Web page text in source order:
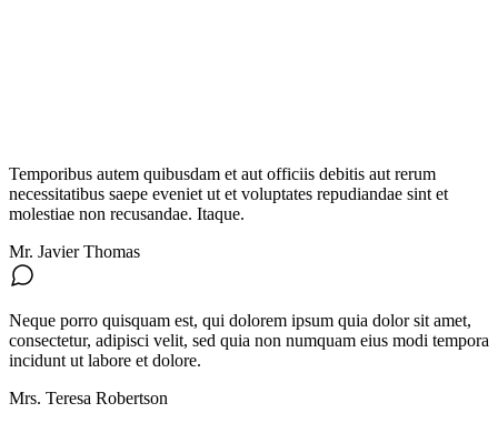
Temporibus autem quibusdam et aut officiis debitis aut rerum
necessitatibus saepe eveniet ut et voluptates repudiandae sint et
molestiae non recusandae. Itaque.
Mr. Javier Thomas
Neque porro quisquam est, qui dolorem ipsum quia dolor sit amet,
consectetur, adipisci velit, sed quia non numquam eius modi tempora
incidunt ut labore et dolore.
Mrs. Teresa Robertson